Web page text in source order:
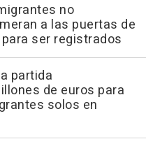
no
a las puertas de
ser registrados
partida
de euros para
solos en